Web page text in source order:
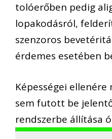
tolóerőben pedig
lopakodásról,
szenzoros
érdemes esetében
Képességei ellenére
sem futott be
rendszerbe állítása